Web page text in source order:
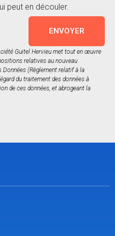
peut en découler.
ENVOYER
Guitel Hervieu met tout en œuvre
relatives au nouveau
Données (Règlement relatif à la
du traitement des données à
de ces données, et abrogeant la